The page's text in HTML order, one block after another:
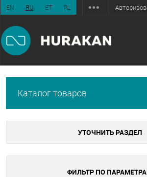
EN RU ET PL
Каталог товаров
УТОЧНИТЬ РАЗДЕЛ
ФИЛЬТР ПО